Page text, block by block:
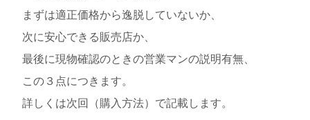
まずは適正価格から逸脱していないか、
次に安心できる販売店か、
最後に現物確認のときの営業マンの説明有無、
この３点につきます。
詳しくは次回（購入方法）で記載します。